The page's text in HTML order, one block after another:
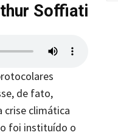
Soffiati
de fato,
crise climática
foi instituído o